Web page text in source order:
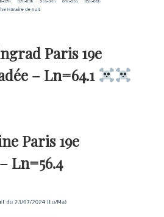
Paris 19e
– Ln=64.1
Paris 19e
Ln=56.4